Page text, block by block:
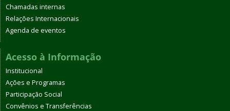
Chamadas internas
Relações Internacionais
Agenda de eventos
Acesso à Informação
Institucional
Ações e Programas
Participação Social
Convênios e Transferências